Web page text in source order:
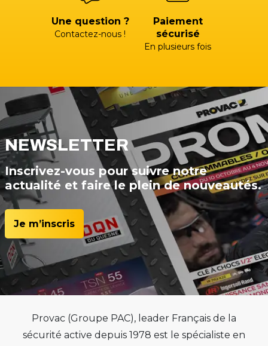
Une question ?
Contactez-nous !
Paiement
sécurisé
En plusieurs fois
NEWSLETTER
Inscrivez-vous pour suivre notre
actualité et faire le plein de nouveautés.
Je m’inscris
Provac (Groupe PAC), leader Français de la
sécurité active depuis 1978 est le spécialiste en